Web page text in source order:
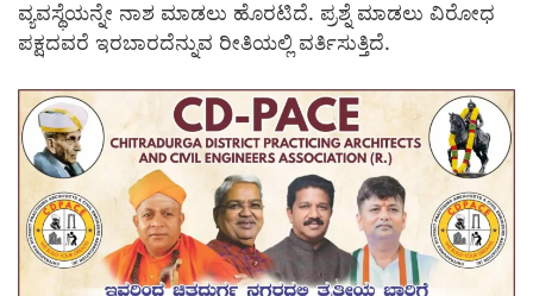
ವ್ಯವಸ್ಥೆಯನ್ನೇ ನಾಶ ಮಾಡಲು ಹೊರಟಿದೆ. ಪ್ರಶ್ನೆ ಮಾಡಲು ವಿರೋಧ
ಪಕ್ಷದವರೆ ಇರಬಾರದೆನ್ನುವ ರೀತಿಯಲ್ಲಿ ವರ್ತಿಸುತ್ತಿದೆ.